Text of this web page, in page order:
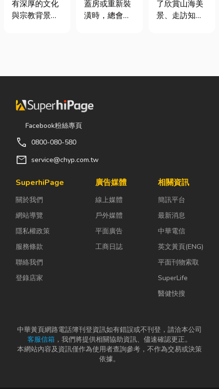
天然低煙香品
有深厚的文化
與宗教背景，
隨著佛教、道
的發展，香品
逐漸成為寺
廟、宮廟與家
或缺的重要用
品。 近年來，
康與環保意識
香品產業也持
續轉型，從...
蓋房或重新裝
潢時，總會把
天都在使用的
門窗不只是遮
通風與生活品
氣候潮濕多
又美觀的門窗
產品，更是
打...
菜一次滿足
了欣賞山海美
景、走訪知名
相較於一般小
團體用餐，都
又充滿在地特
色的...
Facebook粉絲專頁
call 0800-080-580
mail service@chyp.com.tw
SuperhiPage
關於我們
網站導覽
隱私權政策
服務條款
聯絡我們
登錄店家
廣告媒體
線上媒體
戶外媒體
平面廣告
工商日誌
相關資訊
簡訊平台
最新消息
中華電信
英文黃頁(ENG)
平面刊物索取
SuperLife
醫健快搜
中華黃頁網路電話簿刊登資訊如有錯誤或不刊登，請洽本公司
客服信箱 ，我們將提供相關協助資訊、儘速確認更正。
本網站內容及資訊僅作為使用者查詢參考，不作為交易或決策
依據。